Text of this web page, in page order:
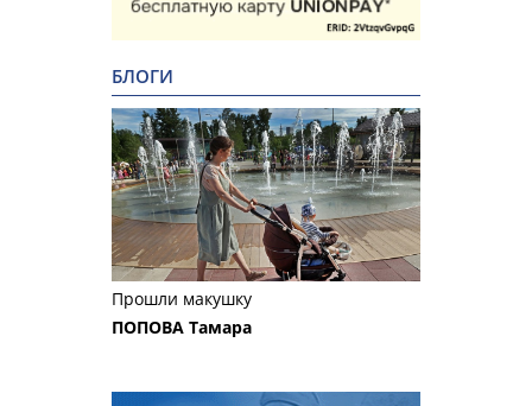
БЛОГИ
Прошли макушку
ПОПОВА Тамара